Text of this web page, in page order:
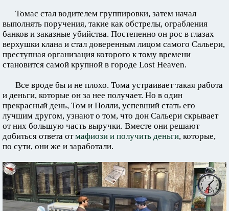
Томас стал водителем группировки, затем начал
выполнять поручения, такие как обстрелы, ограбления
банков и заказные убийства. Постепенно он рос в глазах
верхушки клана и стал доверенным лицом самого Сальери,
преступная организация которого к тому времени
становится самой крупной в городе Lost Heaven.
Все вроде бы и не плохо. Тома устраивает такая работа
и деньги, которые он за нее получает. Но в один
прекрасный день, Том и Полли, успевший стать его
лучшим другом, узнают о том, что дон Сальери скрывает
от них большую часть выручки. Вместе они решают
добиться ответа отмафиози и получить деньги, которые,
по сути, они же и заработали.